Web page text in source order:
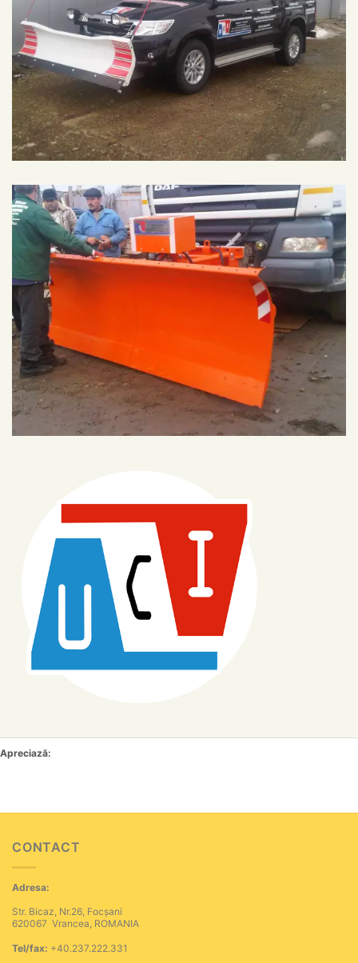
Apreciază:
CONTACT
Adresa:
Str. Bicaz, Nr.26, Focșani
620067 Vrancea, ROMANIA
Tel/fax: +40.237.222.331